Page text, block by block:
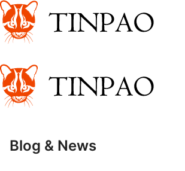
Blog & News